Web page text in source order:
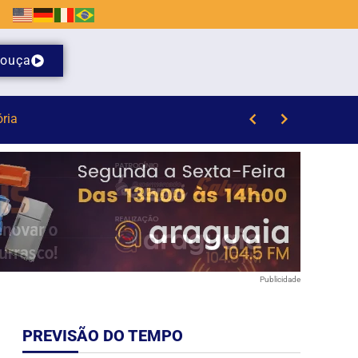
ouça
em Brusque
Publicidade
PREVISÃO DO TEMPO